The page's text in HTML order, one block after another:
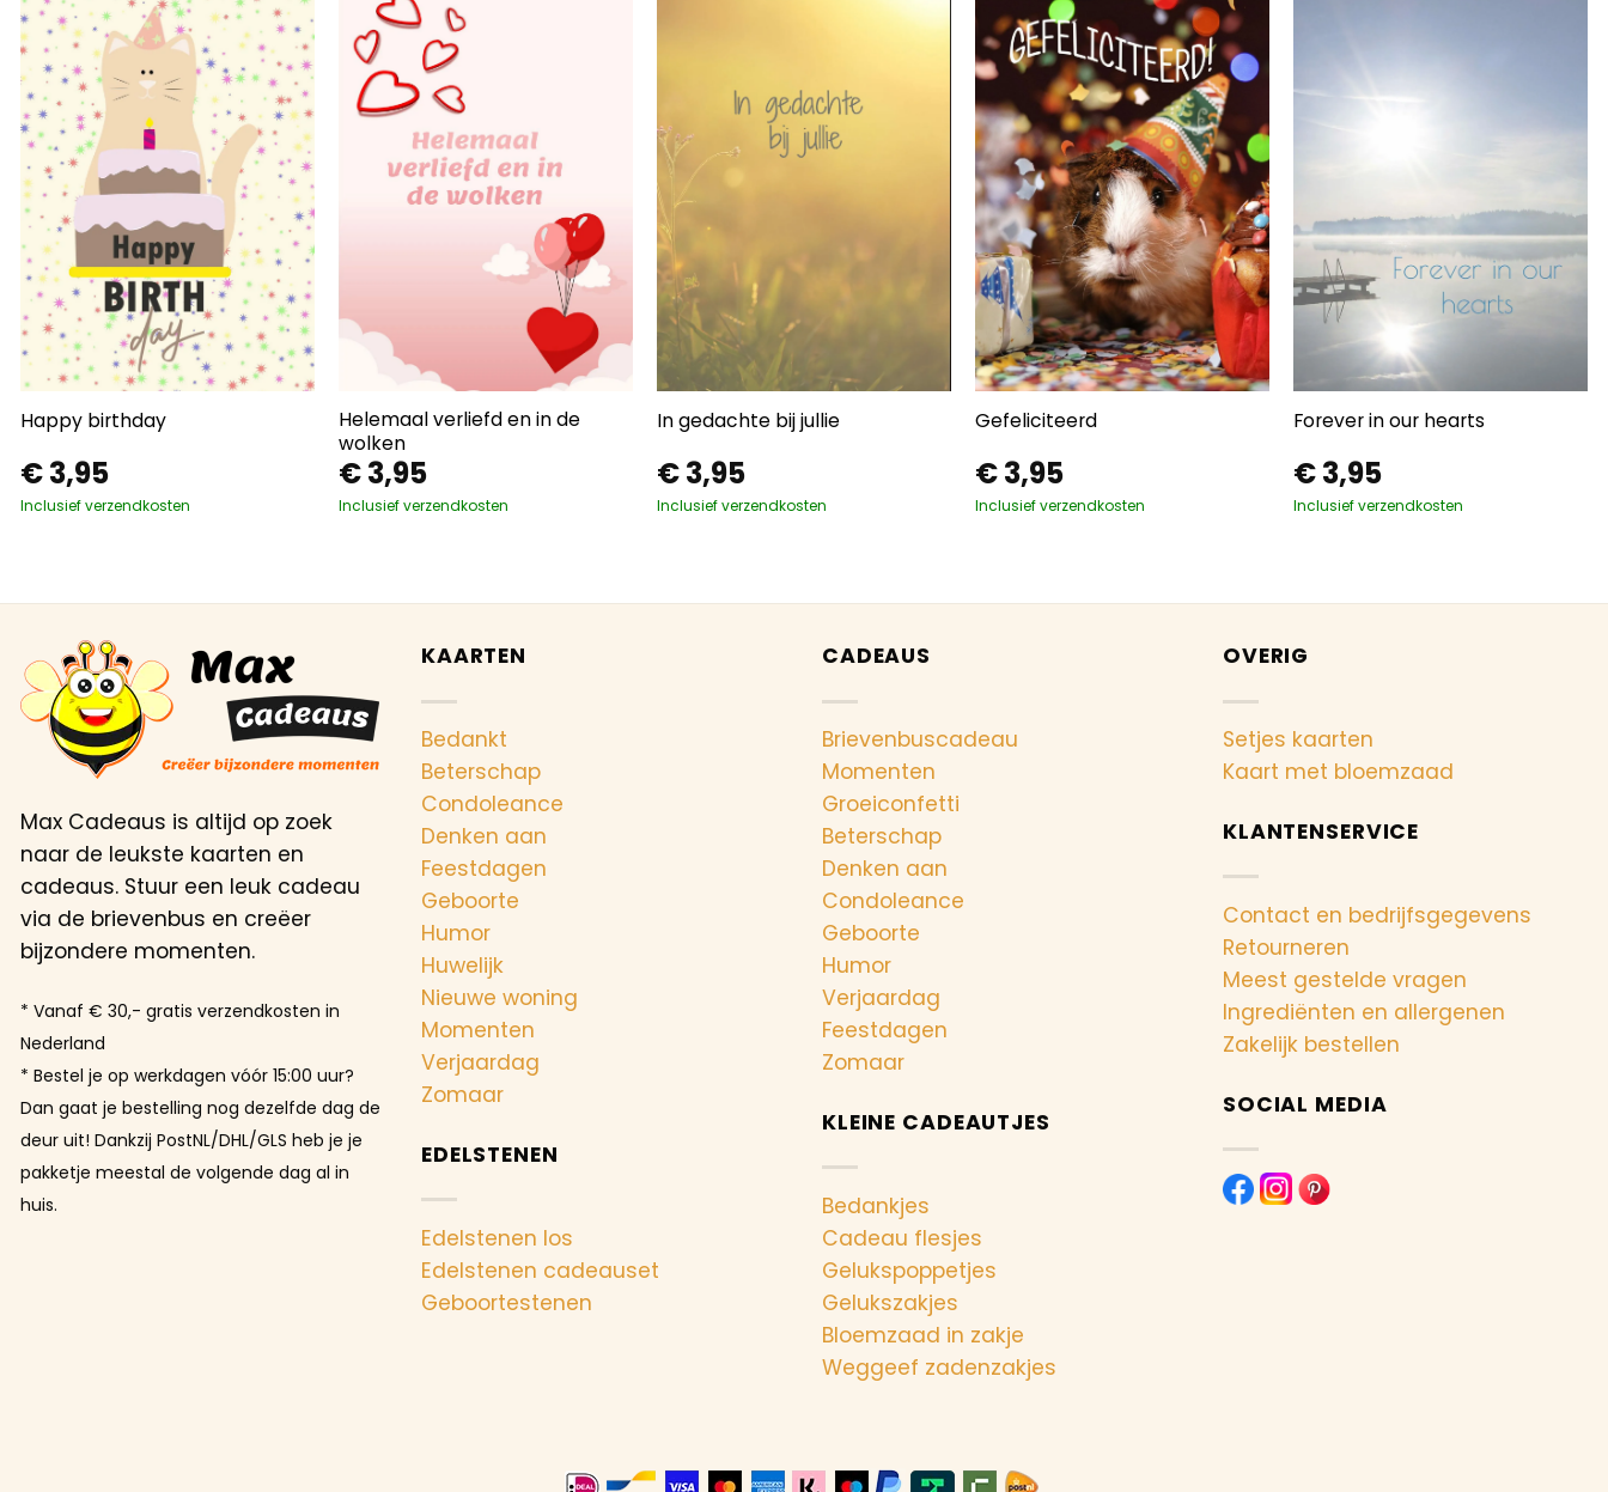
Happy birthday
€3,95
Inclusief verzendkosten
Helemaal verliefd en in de
wolken
€3,95
Inclusief verzendkosten
In gedachte bij jullie
€3,95
Inclusief verzendkosten
Gefeliciteerd
€3,95
Inclusief verzendkosten
Forever in our hearts
€3,95
Inclusief verzendkosten
Max Cadeaus is altijd op zoek
naar de leukste kaarten en
cadeaus. Stuur een leuk cadeau
via de brievenbus en creëer
bijzondere momenten.
* Vanaf € 30,- gratis verzendkosten in
Nederland
* Bestel je op werkdagen vóór 15:00 uur?
Dan gaat je bestelling nog dezelfde dag de
deur uit! Dankzij PostNL/DHL/GLS heb je je
pakketje meestal de volgende dag al in
huis.
KAARTEN
Bedankt
Beterschap
Condoleance
Denken aan
Feestdagen
Geboorte
Humor
Huwelijk
Nieuwe woning
Momenten
Verjaardag
Zomaar
EDELSTENEN
Edelstenen los
Edelstenen cadeauset
Geboortestenen
CADEAUS
Brievenbuscadeau
Momenten
Groeiconfetti
Beterschap
Denken aan
Condoleance
Geboorte
Humor
Verjaardag
Feestdagen
Zomaar
KLEINE CADEAUTJES
Bedankjes
Cadeau flesjes
Gelukspoppetjes
Gelukszakjes
Bloemzaad in zakje
Weggeef zadenzakjes
OVERIG
Setjes kaarten
Kaart met bloemzaad
KLANTENSERVICE
Contact en bedrijfsgegevens
Retourneren
Meest gestelde vragen
Ingrediënten en allergenen
Zakelijk bestellen
SOCIAL MEDIA